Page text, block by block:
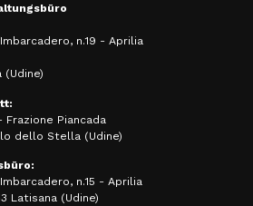
n.19 - Aprilia
(Udine)
Frazione Piancada
dello Stella (Udine)
n.15 - Aprilia
Latisana (Udine)